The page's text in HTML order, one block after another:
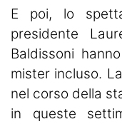
E poi, lo
presidente
Baldissoni
mister incluso.
nel corso della
in queste